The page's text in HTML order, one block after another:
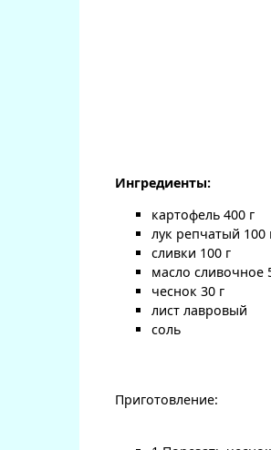
Ингредиенты:
картофель 400 г
лук репчатый 100
сливки 100 г
масло сливочное
чеснок 30 г
лист лавровый
соль
Приготовление: